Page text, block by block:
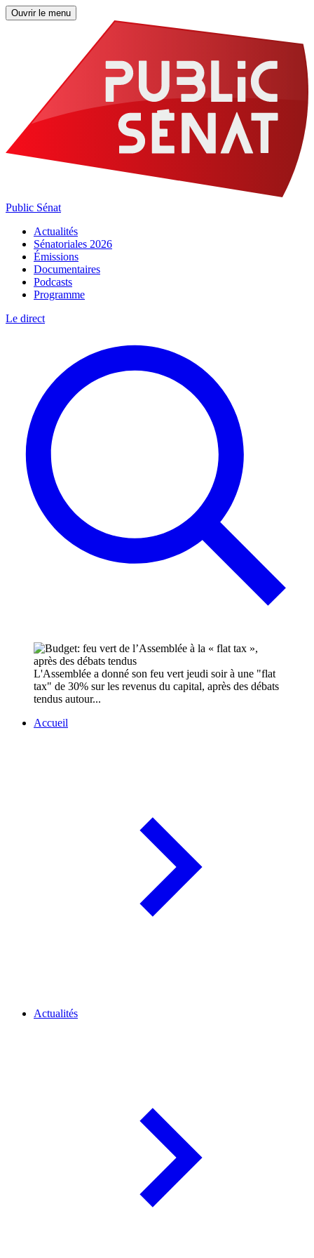
Ouvrir le menu
Public Sénat
Actualités
Sénatoriales 2026
Émissions
Documentaires
Podcasts
Programme
Le direct
L'Assemblée a donné son feu vert jeudi soir à une "flat
tax" de 30% sur les revenus du capital, après des débats
tendus autour...
Accueil
Actualités